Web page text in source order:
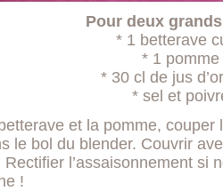
Pour deux
* 1 betterave
* 1 pomme
* 30 cl de jus
* sel et
et la pomme,
le bol du blender. Couvrir
Rectifier l’assaisonnement si
!